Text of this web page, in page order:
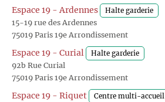
Espace 19 - Ardennes Halte garderie
15-19 rue des Ardennes
75019 Paris 19e Arrondissement
Espace 19 - Curial Halte garderie
92b Rue Curial
75019 Paris 19e Arrondissement
Espace 19 - Riquet Centre multi-accueil